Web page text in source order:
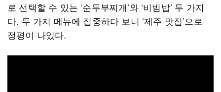
로 선택할 수 있는 ‘순두부찌개’와 ‘비빔밥’ 두 가지
다. 두 가지 메뉴에 집중하다 보니 ‘제주 맛집’으로
정평이 나있다.